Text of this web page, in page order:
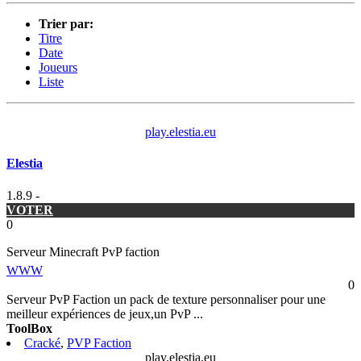
Trier par:
Titre
Date
Joueurs
Liste
play.elestia.eu
Elestia
1.8.9 -
VOTER
0
Serveur Minecraft PvP faction
WWW
0
Serveur PvP Faction un pack de texture personnaliser pour une
meilleur expériences de jeux,un PvP ...
ToolBox
Cracké, PVP Faction
play.elestia.eu